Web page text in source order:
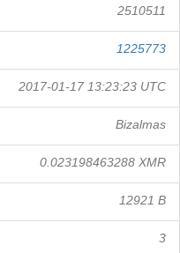
2510511
1225773
2017-01-17 13:23:23 UTC
Bizalmas
0.023198463288 XMR
12921 B
3